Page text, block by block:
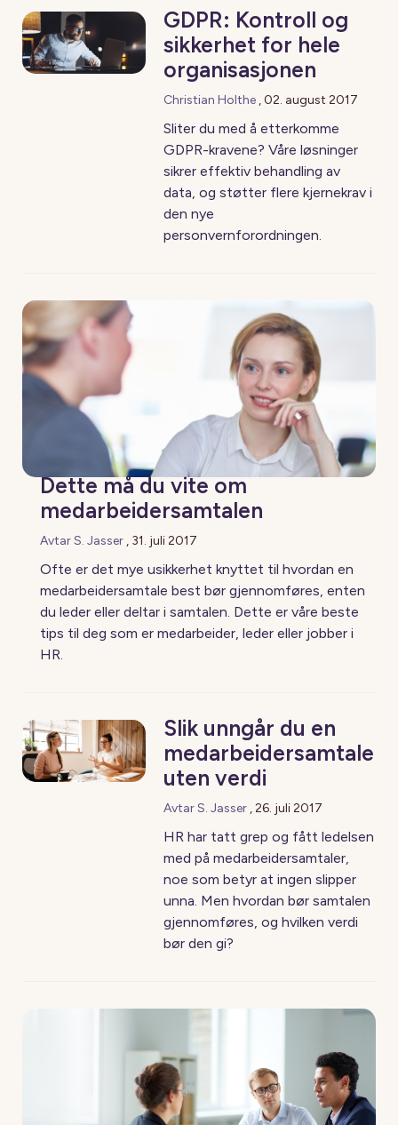
GDPR: Kontroll og
sikkerhet for hele
organisasjonen
Christian Holthe ,02. august 2017
Sliter du med å etterkomme
GDPR-kravene? Våre løsninger
sikrer effektiv behandling av
data, og støtter flere kjernekrav i
den nye
personvernforordningen.
Dette må du vite om
medarbeidersamtalen
Avtar S. Jasser , 31. juli 2017
Ofte er det mye usikkerhet knyttet til hvordan en
medarbeidersamtale best bør gjennomføres, enten
du leder eller deltar i samtalen. Dette er våre beste
tips til deg som er medarbeider, leder eller jobber i
HR.
Slik unngår du en
medarbeidersamtale
uten verdi
Avtar S. Jasser ,26. juli 2017
HR har tatt grep og fått ledelsen
med på medarbeidersamtaler,
noe som betyr at ingen slipper
unna. Men hvordan bør samtalen
gjennomføres, og hvilken verdi
bør den gi?